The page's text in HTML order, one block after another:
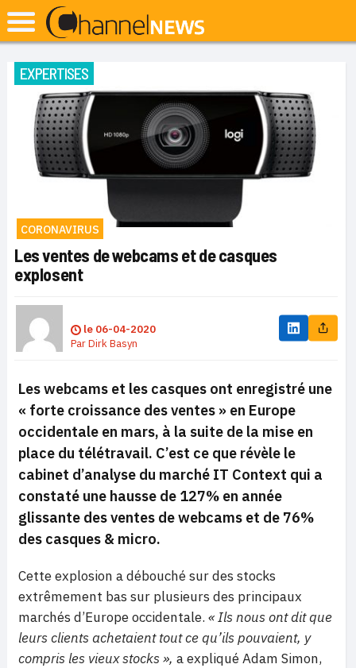
EXPERTISES
CORONAVIRUS
Les ventes de webcams et de casques
explosent
le 06-04-2020
ParDirk Basyn
Les webcams et les casques ont enregistré une
« forte croissance des ventes » en Europe
occidentale en mars, à la suite de la mise en
place du télétravail. C’est ce que révèle le
cabinet d’analyse du marché IT Context qui a
constaté une hausse de 127% en année
glissante des ventes de webcams et de 76%
des casques & micro.
Cette explosion a débouché sur des stocks
extrêmement bas sur plusieurs des principaux
marchés d’Europe occidentale. « Ilsnous ont dit que
leurs clients achetaient tout ce qu’ils pouvaient, y
compris les vieux stocks », a expliqué Adam Simon,